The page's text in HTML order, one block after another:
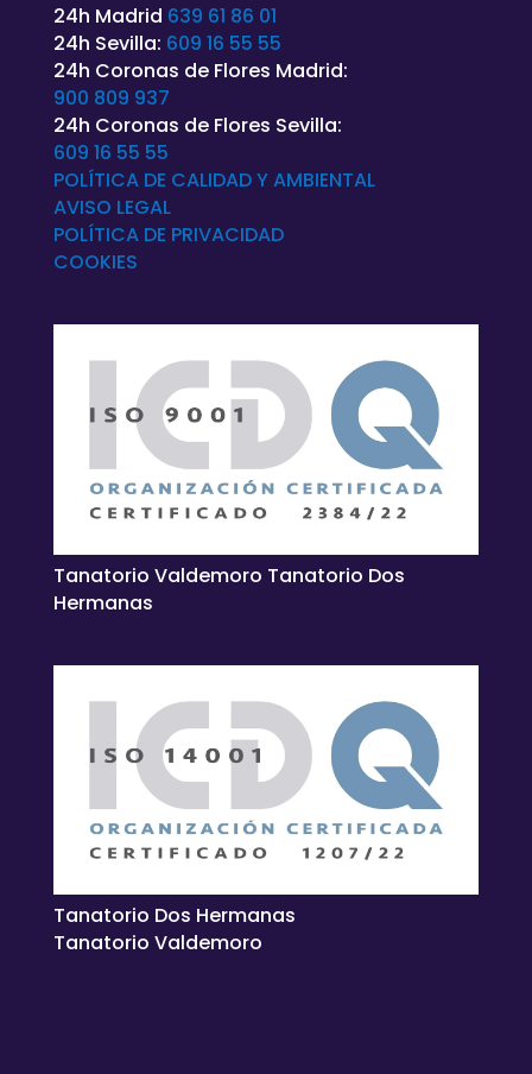
24h Madrid 639 61 86 01
24h Sevilla: 609 16 55 55
24h Coronas de Flores Madrid:
900 809 937
24h Coronas de Flores Sevilla:
609 16 55 55
POLÍTICA DE CALIDAD Y AMBIENTAL
AVISO LEGAL
POLÍTICA DE PRIVACIDAD
COOKIES
Tanatorio Valdemoro Tanatorio Dos
Hermanas
Tanatorio Dos Hermanas
Tanatorio Valdemoro